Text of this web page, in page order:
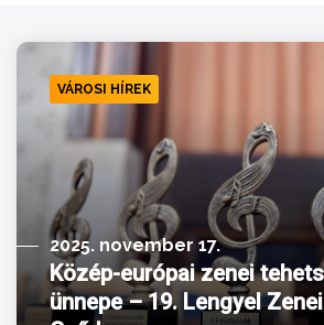
VÁROSI HÍREK
2025. november 17.
Közép-európai zenei
ünnepe – 19. Lengyel